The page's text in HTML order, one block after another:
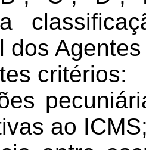
dos
critérios:
ao